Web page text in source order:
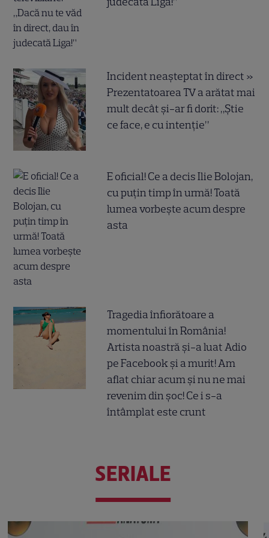
Incident neașteptat în direct »
Prezentatoarea TV a arătat mai
mult decât și-ar fi dorit: „Știe
ce face, e cu intenție”
E oficial! Ce a decis Ilie Bolojan,
cu puțin timp în urmă! Toată
lumea vorbește acum despre
asta
Tragedia înfiorătoare a
momentului în România!
Artista noastră și-a luat Adio
pe Facebook și a murit! Am
aflat chiar acum și nu ne mai
revenim din șoc! Ce i s-a
întâmplat este crunt
SERIALE